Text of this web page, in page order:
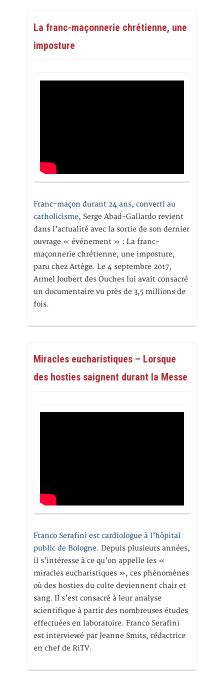
La franc-maçonnerie chrétienne, une
imposture
Franc-maçon durant 24 ans, converti au
catholicisme, Serge Abad-Gallardo revient
dans l’actualité avec la sortie de son dernier
ouvrage « événement » : La franc-
maçonnerie chrétienne, une imposture,
paru chez Artège. Le 4 septembre 2017,
Armel Joubert des Ouches lui avait consacré
un documentaire vu près de 3,5 millions de
fois.
Miracles eucharistiques – Lorsque
des hosties saignent durant la Messe
Franco Serafini est cardiologue à l’hôpital
public de Bologne. Depuis plusieurs années,
il s’intéresse à ce qu’on appelle les «
miracles eucharistiques », ces phénomènes
où des hosties du culte deviennent chair et
sang. Il s’est consacré à leur analyse
scientifique à partir des nombreuses études
effectuées en laboratoire. Franco Serafini
est interviewé par Jeanne Smits, rédactrice
en chef de RiTV.